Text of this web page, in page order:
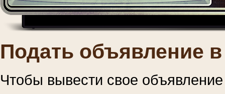
Подать объявление
Чтобы вывести свое